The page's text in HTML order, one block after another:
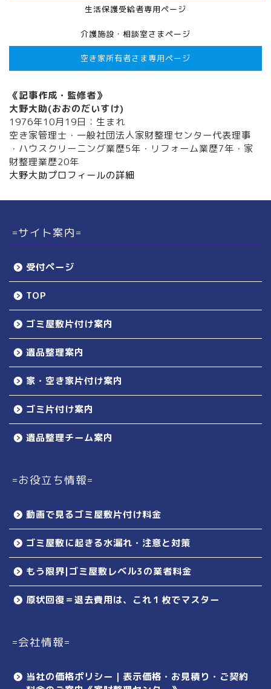
生活保護受給者専用ページ
介護施設・相談室さまページ
空き家所有者さま専用ページ
《記事作成・監修者》
大野大助(おおのだいすけ)
1976年10月19日：生まれ
空き家管理士・一般社団法人家財整理センター代表理事
・ハウスクリーニング業歴5年・リフォーム業歴7年・家
財整理業歴20年
大野大助プロフィールの詳細
=サイト案内=
受付ページ
TOP
ゴミ屋敷片付け案内
遺品整理案内
家・空き家片付け案内
ゴミ片付け案内
遺品整理チーム案内
=お役立ち情報=
動画で見るゴミ屋敷片付け料金
ゴミ屋敷に起きる水漏れ・注意と対策
もう限界|ゴミ屋敷レベル3の業者料金
原状回復＝退去費用は、これ１枚でマスター
=会社情報=
当社の価格ポリシー｜表示価格・お見積り・ご契約